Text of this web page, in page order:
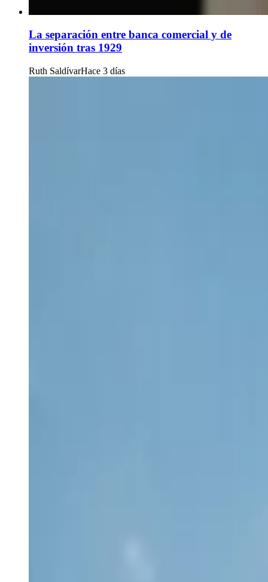
La separación entre banca comercial y de
inversión tras 1929
Ruth SaldívarHace 3 días